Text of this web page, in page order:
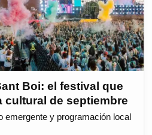
Boi: el festival que
cultural de septiembre
emergente y programación local